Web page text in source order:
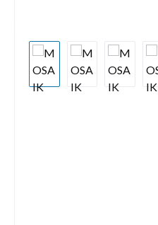
Bildergalerie überspringen